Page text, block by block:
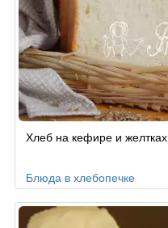
Хлеб на кефире и желтках
Блюда в хлебопечке